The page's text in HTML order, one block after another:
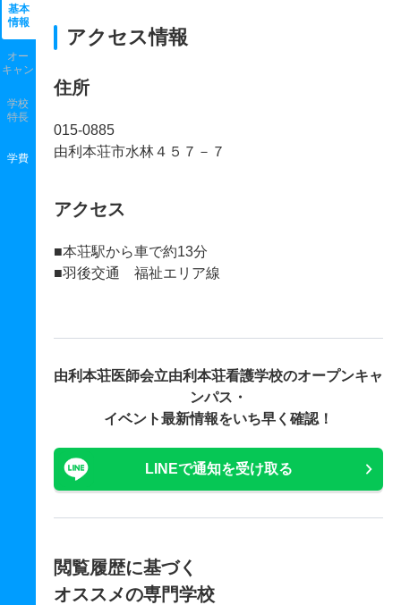
基本
情報
オー
キャン
学校
特長
学費
アクセス情報
住所
015-0885
由利本荘市水林４５７－７
アクセス
■本荘駅から車で約13分
■羽後交通 福祉エリア線
由利本荘医師会立由利本荘看護学校のオープンキャ
ンパス・
イベント最新情報をいち早く確認！
LINEで通知を受け取る
閲覧履歴に基づく
オススメの専門学校